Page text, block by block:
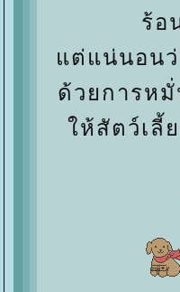
ร้อ
ต่แน่นอนว่
ด้วยการห
ห้สัตว์เลี้ย